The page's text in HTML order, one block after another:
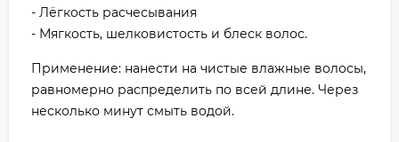
- Лёгкость расчесывания
- Мягкость, шелковистость и блеск волос.
Применение: нанести на чистые влажные волосы,
равномерно распределить по всей длине. Через
несколько минут смыть водой.